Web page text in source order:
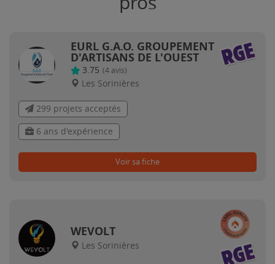
EURL G.A.O. GROUPEMENT
D'ARTISANS DE L'OUEST
3.75 (4 avis)
Les Sorinières
299 projets acceptés
6 ans d'expérience
Voir sa fiche
WEVOLT
Les Sorinières